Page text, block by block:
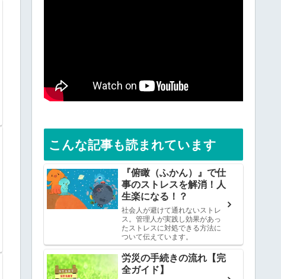
こんな記事も読まれています
『俯瞰（ふかん）』で仕
事のストレスを解消！人
生楽になる！？
社会人が避けて通れないストレ
ス。管理人が実践し効果があっ
たストレスに対処できる方法に
ついて伝えています。
労災の手続きの流れ【完
全ガイド】